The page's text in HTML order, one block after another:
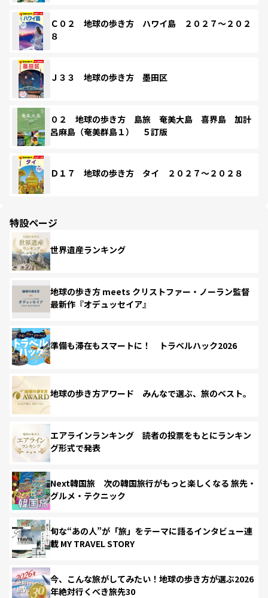
Ｃ０２ 地球の歩き方 ハワイ島 ２０２７～２０２
８
Ｊ３３ 地球の歩き方 墨田区
０２ 地球の歩き方 島旅 奄美大島 喜界島 加計
呂麻島（奄美群島１） ５訂版
Ｄ１７ 地球の歩き方 タイ ２０２７～２０２８
特設ページ
世界遺産ランキング
地球の歩き方 meets クリストファー・ノーラン監督
最新作『オデュッセイア』
準備も滞在もスマートに！ トラベルハック2026
地球の歩き方アワード みんなで選ぶ、旅のベスト。
エアラインランキング 読者の投票をもとにランキン
グ形式で発表
Next韓国旅 次の韓国旅行がもっと楽しくなる 旅先・
グルメ・テクニック
旬な“あの人”が「旅」をテーマに語るインタビュー連
載 MY TRAVEL STORY
今、こんな旅がしてみたい！地球の歩き方が選ぶ2026
年絶対行くべき旅先30